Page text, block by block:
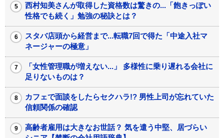
西村知美さんが取得した資格数は驚きの...「飽きっぽい
性格でも続く」勉強の秘訣とは？
スタバ店頭から経営まで...転職7回で得た「中途入社マ
ネージャーの極意」
「女性管理職が増えない...」 多様性に乗り遅れる会社に
足りないものは？
カフェで面談をしたらセクハラ!? 男性上司が忘れていた
信頼関係の確認
高齢者雇用は大きなお世話？ 気を遣う中堅、居づらい